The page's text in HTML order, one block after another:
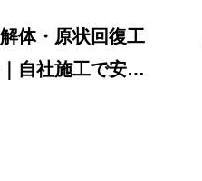
体・原状回復工
自社施工で安心